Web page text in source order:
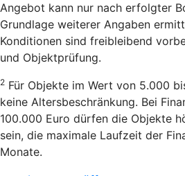
Angebot kann nur nach erfolgter
Grundlage weiterer Angaben
Konditionen sind freibleibend
und Objektprüfung.
2 Für Objekte im Wert von 5.000
keine Altersbeschränkung. Bei
100.000 Euro dürfen die Objekte
sein, die maximale Laufzeit der
Monate.